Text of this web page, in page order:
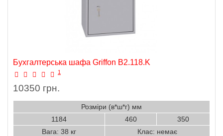
Бухгалтерська шафа Griffon B2.118.K
1
10350 грн.
Розміри (в*ш*г) мм
1184
460
350
Вага: 38 кг
Клас: немає